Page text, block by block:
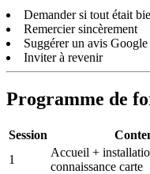
Demander si tout était
Remercier sincèrement
Suggérer un avis
Inviter à revenir
Programme de
Session
1
Accueil +
connaissance carte